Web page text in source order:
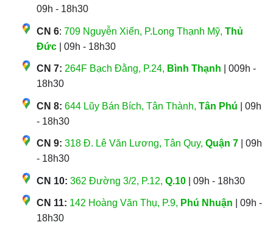
09h - 18h30
CN 6: 709 Nguyễn Xiển, P.Long Thạnh Mỹ, Thủ
Đức | 09h - 18h30
CN 7: 264F Bạch Đằng, P.24, Bình Thạnh | 009h -
18h30
CN 8: 644 Lũy Bán Bích, Tân Thành, Tân Phú | 09h
- 18h30
CN 9: 318 Đ. Lê Văn Lương, Tân Quy, Quận 7 | 09h
- 18h30
CN 10: 362 Đường 3/2, P.12, Q.10 | 09h - 18h30
CN 11: 142 Hoàng Văn Thụ, P.9, Phú Nhuận | 09h -
18h30